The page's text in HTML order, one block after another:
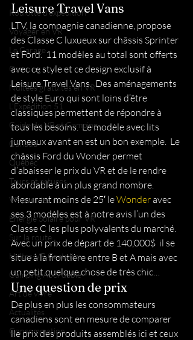
Roulotte d'expédition
Voyager en VR
Le Garage
Camping
Nuitées gratuites en VR
L'Expédition 51
Guide du VR et Camping
Canada
Québec
Trucs et astuces
VR pour les nuls
Énergie Solaire pour VR
Sur la route
Haltes-VR Gratuites
Camping Abordable
Art de vivre
Actualités
Consommation
Leisure Travel Vans
LTV, la compagnie canadienne, propose
des Classe C luxueux sur châssis Sprinter
et Ford.  11 modèles au total sont offerts
avec ce style et ce design exclusif à
Leisure Travel Vans.  Des aménagements
de style Euro qui sont loins d’être
classiques permettent de répondre à
tous les besoins.  Le modèle avec lits
jumeaux avant en est un bon exemple.  Le
châssis Ford du Wonder permet
d’abaisser le prix du VR et de le rendre
abordable à un plus grand nombre.
Mesurant moins de 25′ le Wonder avec
ses 3 modèles est à notre avis l’un des
Classe C les plus polyvalents du marché.
Avec un prix de départ de 140,000$  il se
situe à la frontière entre B et A mais avec
un petit quelque chose de très chic…
Une question de prix
De plus en plus les consommateurs
canadiens sont en mesure de comparer
lle prix des produits assemblés ici et ceux